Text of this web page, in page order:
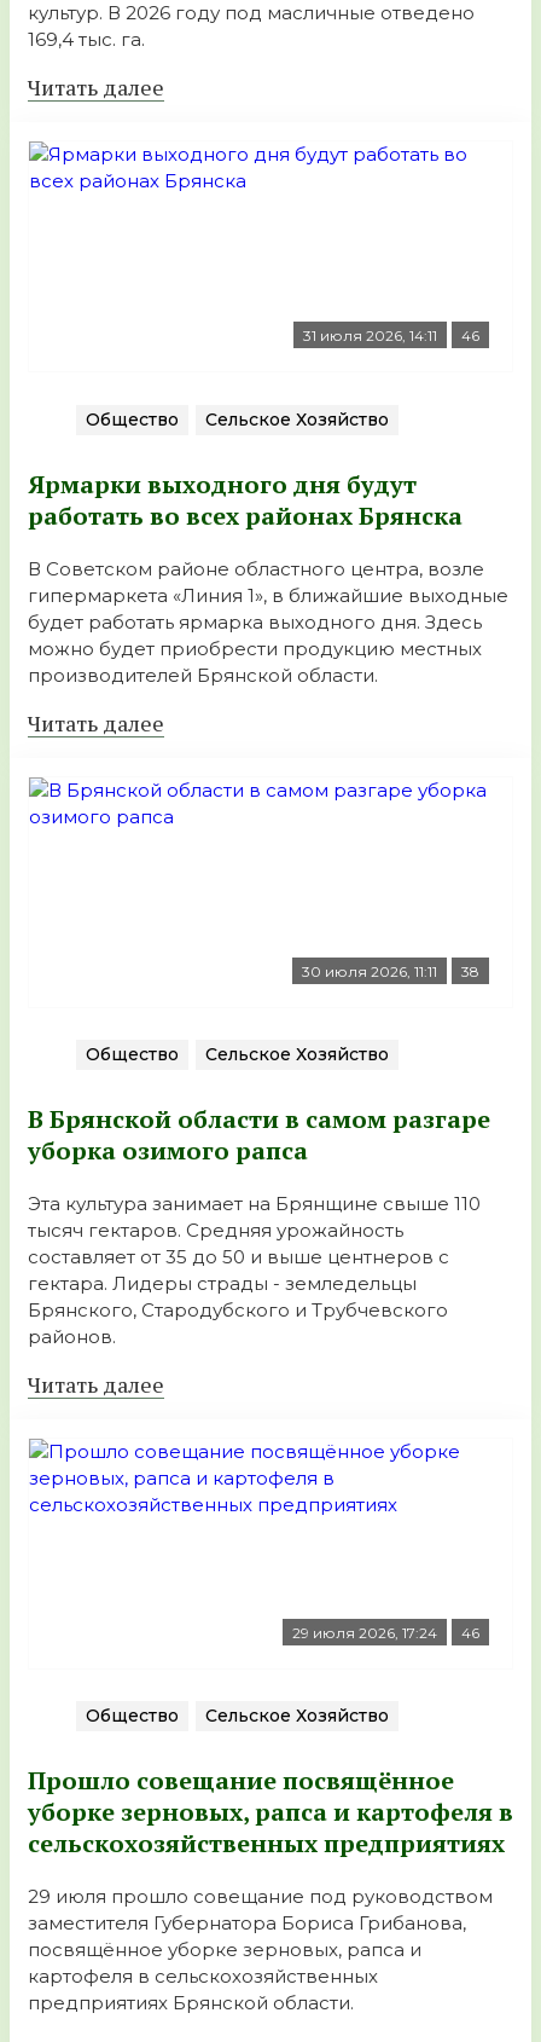
культур. В 2026 году под масличные отведено
169,4 тыс. га.
Читать далее
31 июля 2026, 14:11 46
Общество Сельское Хозяйство
Ярмарки выходного дня будут
работать во всех районах Брянска
В Советском районе областного центра, возле
гипермаркета «Линия 1», в ближайшие выходные
будет работать ярмарка выходного дня. Здесь
можно будет приобрести продукцию местных
производителей Брянской области.
Читать далее
30 июля 2026, 11:11 38
Общество Сельское Хозяйство
В Брянской области в самом разгаре
уборка озимого рапса
Эта культура занимает на Брянщине свыше 110
тысяч гектаров. Средняя урожайность
составляет от 35 до 50 и выше центнеров с
гектара. Лидеры страды - земледельцы
Брянского, Стародубского и Трубчевского
районов.
Читать далее
29 июля 2026, 17:24 46
Общество Сельское Хозяйство
Прошло совещание посвящённое
уборке зерновых, рапса и картофеля в
сельскохозяйственных предприятиях
29 июля прошло совещание под руководством
заместителя Губернатора Бориса Грибанова,
посвящённое уборке зерновых, рапса и
картофеля в сельскохозяйственных
предприятиях Брянской области.